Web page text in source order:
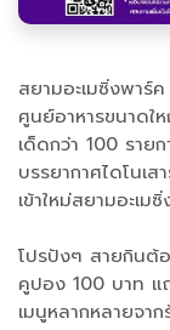
สยามอะเมซิ่งพา
ศูนย์อาหารขนาด
เด็ดกว่า 100 ราย
บรรยากาศไดโนเ
เข้าให
โปรปังๆ สายกินต้
คูปอง 100 บาท
เมนูหลากหลายจ